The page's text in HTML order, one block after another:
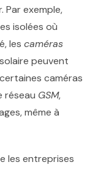
exemple,
isolées où
lescaméras
peuvent
caméras
réseau GSM,
même à
les entreprises